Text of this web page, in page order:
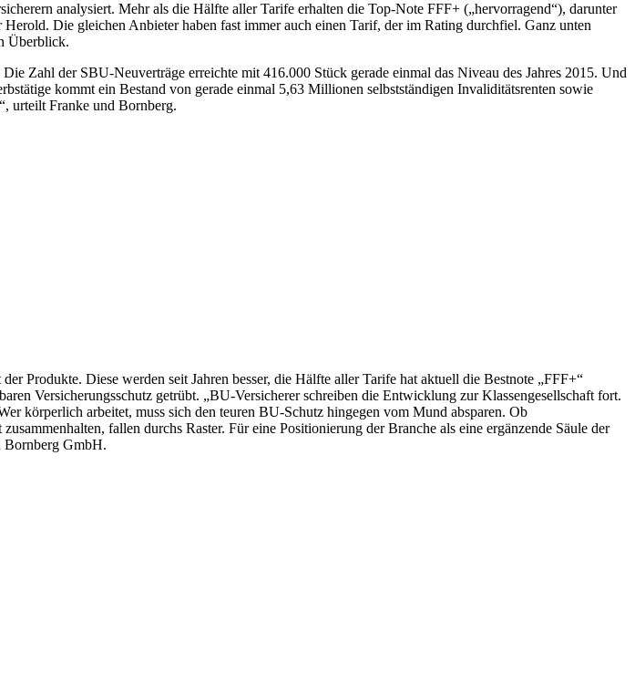
analysiert. Mehr als die Hälfte aller Tarife erhalten die Top-Note FFF+ („hervorragend“), darunter
Die gleichen Anbieter haben fast immer auch einen Tarif, der im Rating durchfiel. Ganz unten
Überblick.
Zahl der SBU-Neuverträge erreichte mit 416.000 Stück gerade einmal das Niveau des Jahres 2015. Und
kommt ein Bestand von gerade einmal 5,63 Millionen selbstständigen Invaliditätsrenten sowie
urteilt Franke und Bornberg.
Produkte. Diese werden seit Jahren besser, die Hälfte aller Tarife hat aktuell die Bestnote „FFF+“
Versicherungsschutz getrübt. „BU-Versicherer schreiben die Entwicklung zur Klassengesellschaft fort.
körperlich arbeitet, muss sich den teuren BU-Schutz hingegen vom Mund absparen. Ob
fallen durchs Raster. Für eine Positionierung der Branche als eine ergänzende Säule der
Bornberg GmbH.